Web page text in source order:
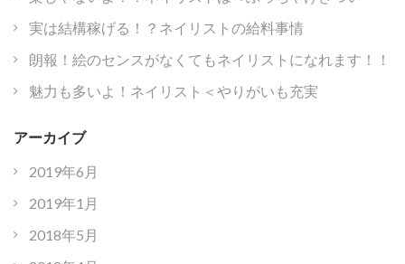
実は結構稼げる！？ネイリストの給料事情
朗報！絵のセンスがなくてもネイリストになれます！！
魅力も多いよ！ネイリスト＜やりがいも充実
アーカイブ
2019年6月
2019年1月
2018年5月